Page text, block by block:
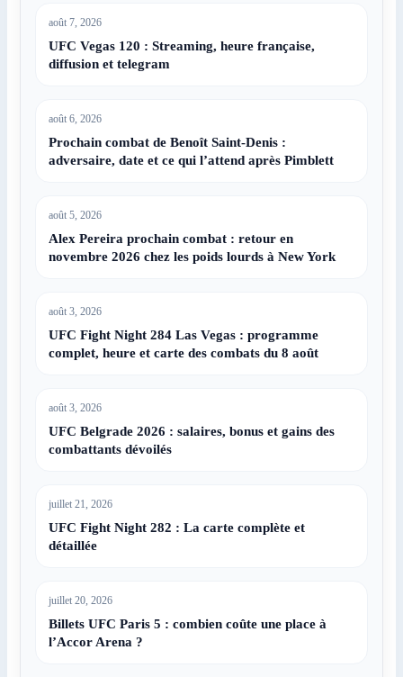
août 7, 2026
UFC Vegas 120 : Streaming, heure française,
diffusion et telegram
août 6, 2026
Prochain combat de Benoît Saint-Denis :
adversaire, date et ce qui l’attend après Pimblett
août 5, 2026
Alex Pereira prochain combat : retour en
novembre 2026 chez les poids lourds à New York
août 3, 2026
UFC Fight Night 284 Las Vegas : programme
complet, heure et carte des combats du 8 août
août 3, 2026
UFC Belgrade 2026 : salaires, bonus et gains des
combattants dévoilés
juillet 21, 2026
UFC Fight Night 282 : La carte complète et
détaillée
juillet 20, 2026
Billets UFC Paris 5 : combien coûte une place à
l’Accor Arena ?